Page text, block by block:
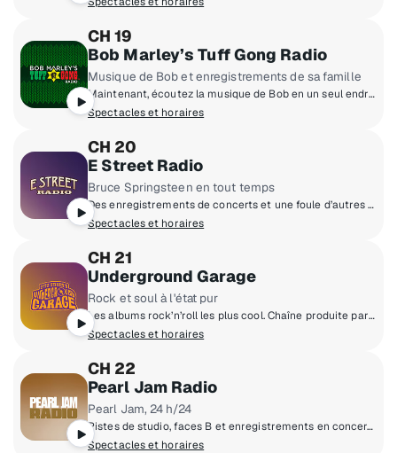
CH 19
Bob Marley’s Tuff Gong Radio
Musique de Bob et enregistrements de sa famille
Maintenant, écoutez la musique de Bob en un seul endroit – incluant des perles rares, des enregistrements de sa famille et de la musique de Tuff Gong.
Spectacles et horaires
CH 20
E Street Radio
Bruce Springsteen en tout temps
Des enregistrements de concerts et une foule d’autres contenus de Bruce Springsteen, 24 heures sur 24, 7 jours sur 7.
Spectacles et horaires
CH 21
Underground Garage
Rock et soul à l'état pur
Les albums rock’n’roll les plus cool. Chaîne produite par Little Steven.
Spectacles et horaires
CH 22
Pearl Jam Radio
Pearl Jam, 24 h/24
Pistes de studio, faces B et enregistrements en concert de Pearl Jam 24 heures sur 24/ 7 jours sur 7.
Spectacles et horaires